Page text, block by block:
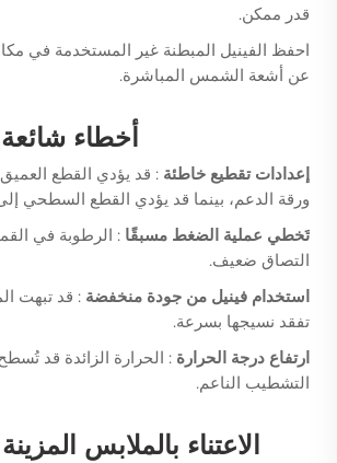
قدر ممكن.
احفظ الفينيل المبطنة غير المستخدمة في
عن أشعة الشمس المباشرة.
أخطاء
إعدادات تقطيع خاطئة : قد يؤدي القطع
ورقة الدعم، بينما قد يؤدي القطع السطحي
تَخطي عملية الضغط مسبقًا : الرطوبة في
التصاق ضعيف.
استخدام فينيل من جودة منخفضة : قد تبهت
تفقد نسيجها بسرعة.
ارتفاع درجة الحرارة : الحرارة الزائدة قد
التشطيب الناعم.
الاعتناء بالملابس